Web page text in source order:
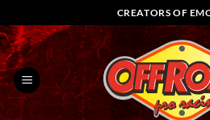
ai
contenuti
CREATORS OF